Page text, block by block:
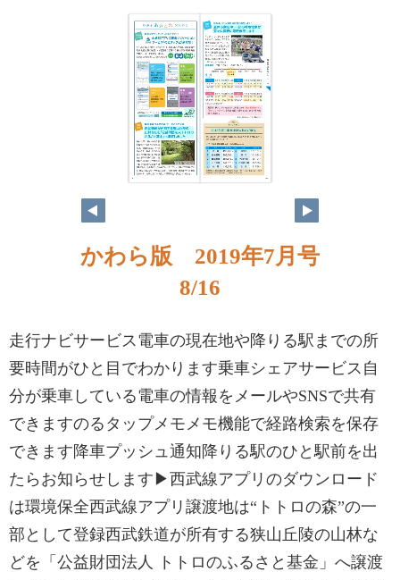
かわら版 2019年7月号
8/16
走行ナビサービス電車の現在地や降りる駅までの所
要時間がひと目でわかります乗車シェアサービス自
分が乗車している電車の情報をメールやSNSで共有
できますのるタップメモメモ機能で経路検索を保存
できます降車プッシュ通知降りる駅のひと駅前を出
たらお知らせします▶西武線アプリのダウンロード
は環境保全西武線アプリ譲渡地は“トトロの森”の一
部として登録西武鉄道が所有する狭山丘陵の山林な
どを「公益財団法人 トトロのふるさと基金」へ譲渡